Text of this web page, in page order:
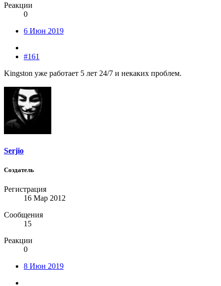
Реакции
0
6 Июн 2019
#161
Kingston уже работает 5 лет 24/7 и некаких проблем.
Serjio
Создатель
Регистрация
16 Мар 2012
Сообщения
15
Реакции
0
8 Июн 2019